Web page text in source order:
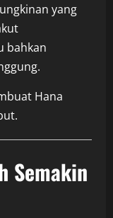
yang
bahkan
Hana
Semakin